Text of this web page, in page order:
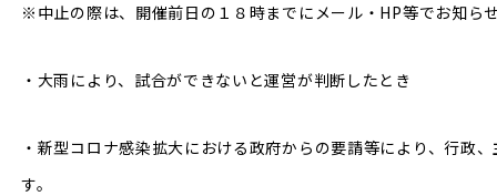
※中⽌の際は、開催前日の１８時までにメール・HP等でお知らせ
・大⾬により、試合ができないと運営が判断したとき
・新型コロナ感染拡大における政府からの要請等により、行政
す。